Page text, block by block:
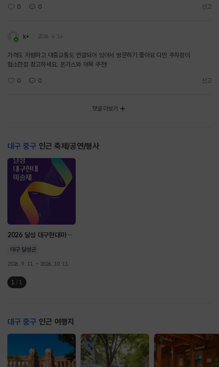
0 0 신고
k* 2026. 4. 14.
가격도 저렴하고 대중교통도 연결되어 있어서 방문하기 좋아요 다만 주차장이
협소한점 참고하세요. 돈가스와 어묵 추천!
0 0 신고
댓글 더보기
대구 중구 인근 축제/공연/행사
2026 달성 대구현대미술제 <동(動): 흐르다-머물다-흐르다> Movement: Flow-Ringer-Flux
대구 달성군
2026. 9. 11. ~ 2026. 10. 11.
1 / 1
대구 중구 인근 여행지